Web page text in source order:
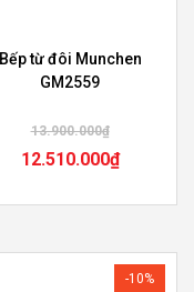
Bếp từ đôi Munchen
GM2559
13.900.000₫
12.510.000₫
-10%